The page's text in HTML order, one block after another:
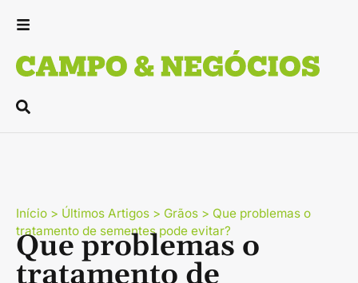
Início > Últimos Artigos > Grãos > Que problemas o
tratamento de sementes pode evitar?
Que problemas o
tratamento de